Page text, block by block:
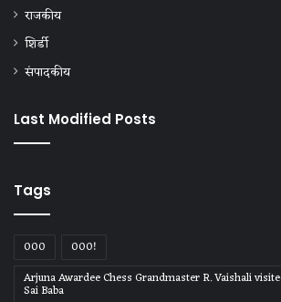
राजकीय
शिर्डी
संपादकीय
Last Modified Posts
Tags
000
000!
Arjuna Awardee Chess Grandmaster R. Vaishali
Sai Baba